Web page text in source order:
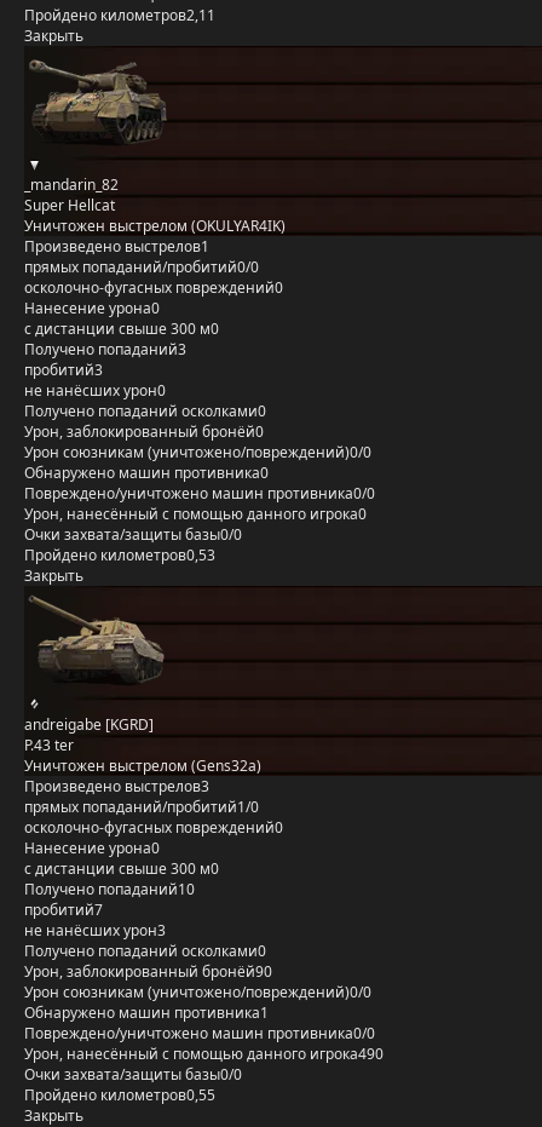
Пройдено километров2,11
Закрыть
_mandarin_82
Super Hellcat
Уничтожен выстрелом (OKULYAR4IK)
Произведено выстрелов1
прямых попаданий/пробитий0/0
осколочно-фугасных повреждений0
Нанесение урона0
с дистанции свыше 300 м0
Получено попаданий3
пробитий3
не нанёсших урон0
Получено попаданий осколками0
Урон, заблокированный бронёй0
Урон союзникам (уничтожено/повреждений)0/0
Обнаружено машин противника0
Повреждено/уничтожено машин противника0/0
Урон, нанесённый с помощью данного игрока0
Очки захвата/защиты базы0/0
Пройдено километров0,53
Закрыть
andreigabe [KGRD]
P.43 ter
Уничтожен выстрелом (Gens32a)
Произведено выстрелов3
прямых попаданий/пробитий1/0
осколочно-фугасных повреждений0
Нанесение урона0
с дистанции свыше 300 м0
Получено попаданий10
пробитий7
не нанёсших урон3
Получено попаданий осколками0
Урон, заблокированный бронёй90
Урон союзникам (уничтожено/повреждений)0/0
Обнаружено машин противника1
Повреждено/уничтожено машин противника0/0
Урон, нанесённый с помощью данного игрока490
Очки захвата/защиты базы0/0
Пройдено километров0,55
Закрыть